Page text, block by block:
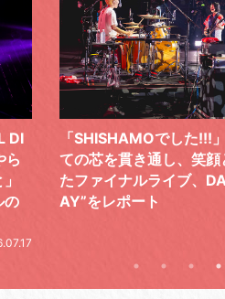
DI
ら
の
「SHISHAMOでした!!!
ての芯を貫き通し、笑
たファイナルライブ、
AY”をレポート